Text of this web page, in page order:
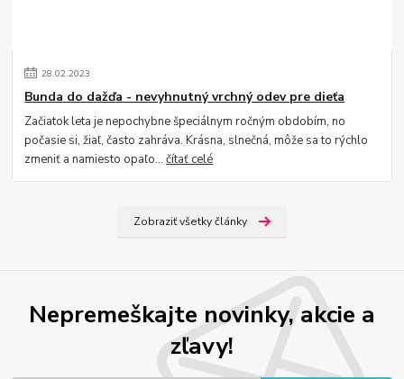
28.02.2023
Bunda do dažďa - nevyhnutný vrchný odev pre dieťa
Začiatok leta je nepochybne špeciálnym ročným obdobím, no
počasie si, žiaľ, často zahráva. Krásna, slnečná, môže sa to rýchlo
zmeniť a namiesto opaľo...čítať celé
Zobraziť všetky články
Nepremeškajte novinky, akcie a
zľavy!